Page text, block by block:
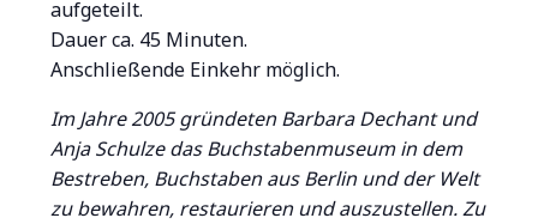
aufgeteilt.
Dauer ca. 45 Minuten.
Anschließende Einkehr möglich.
Im Jahre 2005 gründeten Barbara Dechant und
Anja Schulze das Buchstabenmuseum in dem
Bestreben, Buchstaben aus Berlin und der Welt
zu bewahren, restaurieren und auszustellen. Zu